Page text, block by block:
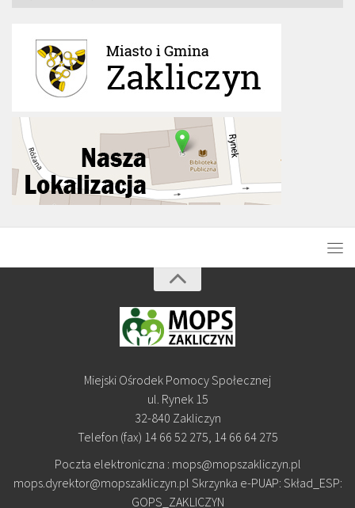
Miejski Ośrodek Pomocy Społecznej
ul. Rynek 15
32-840 Zakliczyn
Telefon (fax) 14 66 52 275, 14 66 64 275
Poczta elektroniczna : mops@mopszakliczyn.pl
mops.dyrektor@mopszakliczyn.pl Skrzynka e-PUAP: Skład_ESP:
GOPS_ZAKLICZYN